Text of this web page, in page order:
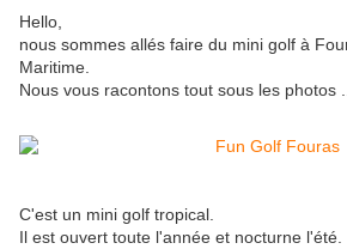
Hello,
nous sommes allés faire du mini golf à
Maritime.
Nous vous racontons tout sous les photos ...
C'est un mini golf tropical.
Il est ouvert toute l'année et nocturne l'été.